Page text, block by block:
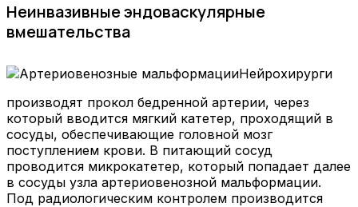
Неинвазивные эндоваскулярные
вмешательства
Нейрохирурги
производят прокол бедренной артерии, через
который вводится мягкий катетер, проходящий в
сосуды, обеспечивающие головной мозг
поступлением крови. В питающий сосуд
проводится микрокатетер, который попадает далее
в сосуды узла артериовенозной мальформации.
Под радиологическим контролем производится